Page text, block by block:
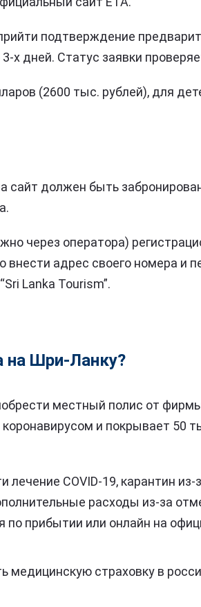
подтверждение
х дней. Статус заявки
(2600 тыс. рублей), для
сайт должен быть
через оператора)
адрес своего номера и
Lanka Tourism”.
на Шри-Ланку?
местный полис от
и покрывает 50
лечение COVID-19, карантин
расходы из-за
прибытии или онлайн на
медицинскую страховку в